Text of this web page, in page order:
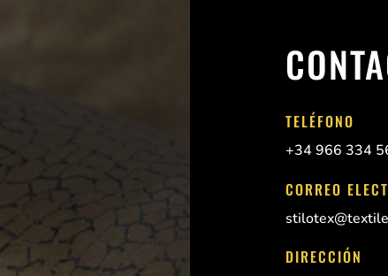
TELÉFONO
+34 966 334
CORREO
DIRECCIÓN